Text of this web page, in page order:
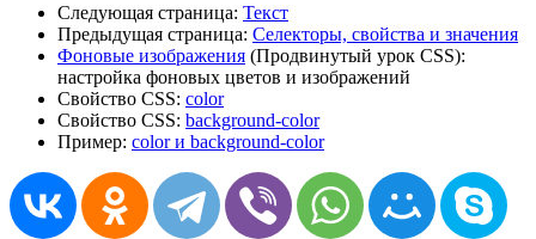
Следующая страница: Текст
Предыдущая страница: Селекторы, свойства и значения
Фоновые изображения (Продвинутый урок CSS):
настройка фоновых цветов и изображений
Свойство CSS: color
Свойство CSS: background-color
Пример: color и background-color